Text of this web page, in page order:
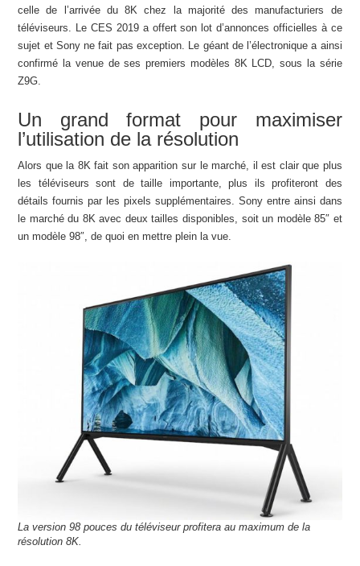
celle de l’arrivée du 8K chez la majorité des manufacturiers de
téléviseurs. Le CES 2019 a offert son lot d’annonces officielles à ce
sujet et Sony ne fait pas exception. Le géant de l’électronique a ainsi
confirmé la venue de ses premiers modèles 8K LCD, sous la série
Z9G.
Un grand format pour maximiser
l’utilisation de la résolution
Alors que la 8K fait son apparition sur le marché, il est clair que plus
les téléviseurs sont de taille importante, plus ils profiteront des
détails fournis par les pixels supplémentaires. Sony entre ainsi dans
le marché du 8K avec deux tailles disponibles, soit un modèle 85″ et
un modèle 98″, de quoi en mettre plein la vue.
La version 98 pouces du téléviseur profitera au maximum de la
résolution 8K.